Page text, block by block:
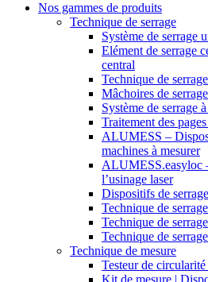
Nos gammes de produits
Technique de serrage
Système de serrage
Elément de serrage
central
Technique de
Mâchoires de serrage
Système de serrage
Traitement des
ALUMESS –
machines à mesurer
ALUMESS.easyloc
l’usinage laser
Dispositifs de
Technique de
Technique de
Technique de
Technique de mesure
Testeur de
Kit de mesure |